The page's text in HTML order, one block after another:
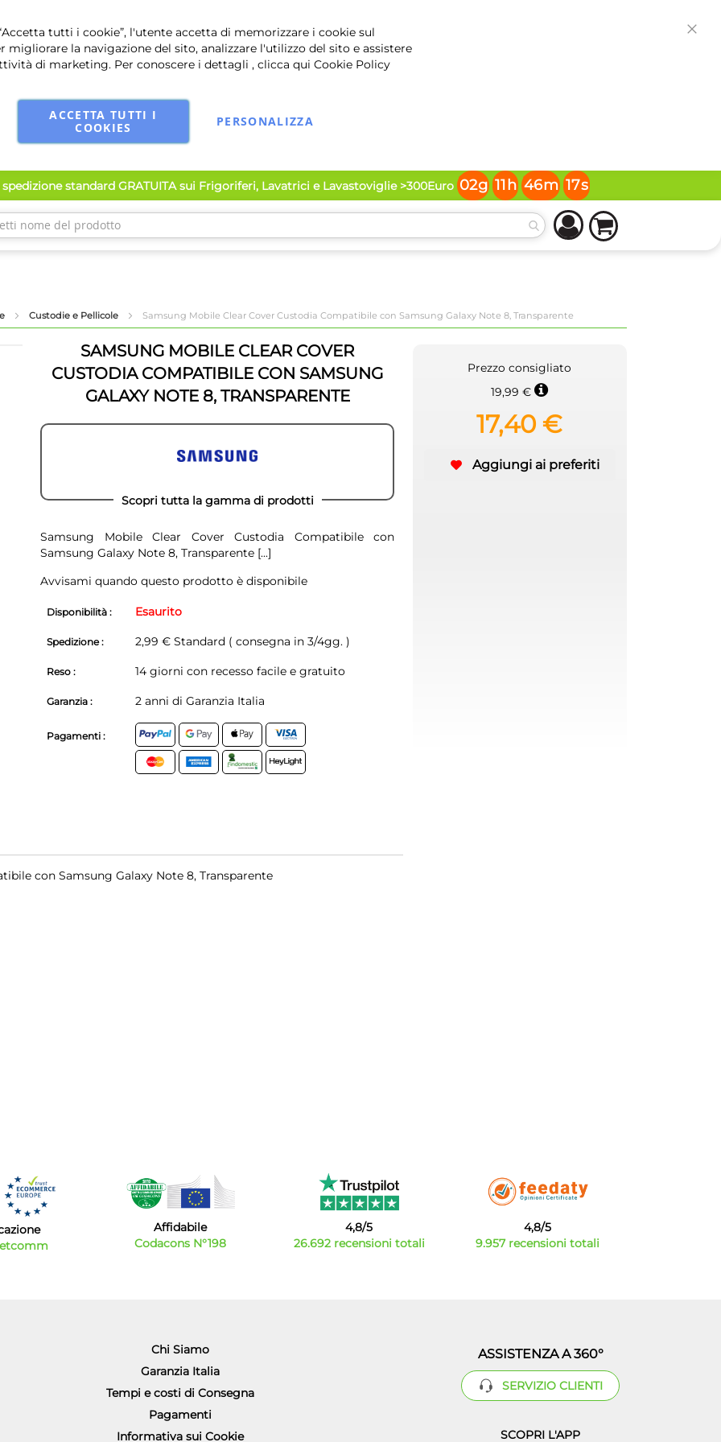
tutti i cookie”, l'utente accetta di memorizzare i cookie sul
migliorare la navigazione del sito, analizzare l'utilizzo del sito e assistere
di marketing. Per conoscere i dettagli , clicca qui Cookie Policy
ACCETTA TUTTI I
COOKIES
PERSONALIZZA
standard GRATUITA sui Frigoriferi, Lavatrici e Lavastoviglie >300Euro 02g 11 h 46m 16s
Custodie e Pellicole Samsung Mobile Clear Cover Custodia Compatibile con Samsung Galaxy Note 8, Transparente
SAMSUNG MOBILE CLEAR COVER
CUSTODIA COMPATIBILE CON SAMSUNG
GALAXY NOTE 8, TRANSPARENTE
Scopri tutta la gamma di prodotti
Samsung Mobile Clear Cover Custodia Compatibile con
Samsung Galaxy Note 8, Transparente [...]
Avvisami quando questo prodotto è disponibile
Disponibilità : Esaurito
Spedizione : 2,99 € Standard ( consegna in 3/4gg. )
Reso : 14 giorni con recesso facile e gratuito
Garanzia : 2 anni di Garanzia Italia
Pagamenti :
Prezzo consigliato
19,99 €
17,40 €
Aggiungi ai preferiti
con Samsung Galaxy Note 8, Transparente
Affidabile
Codacons N°198
4,8/5
26.692 recensioni totali
4,8/5
9.957 recensioni totali
Chi Siamo
Garanzia Italia
Tempi e costi di Consegna
Pagamenti
Informativa sui Cookie
ASSISTENZA A 360°
SERVIZIO CLIENTI
SCOPRI L'APP